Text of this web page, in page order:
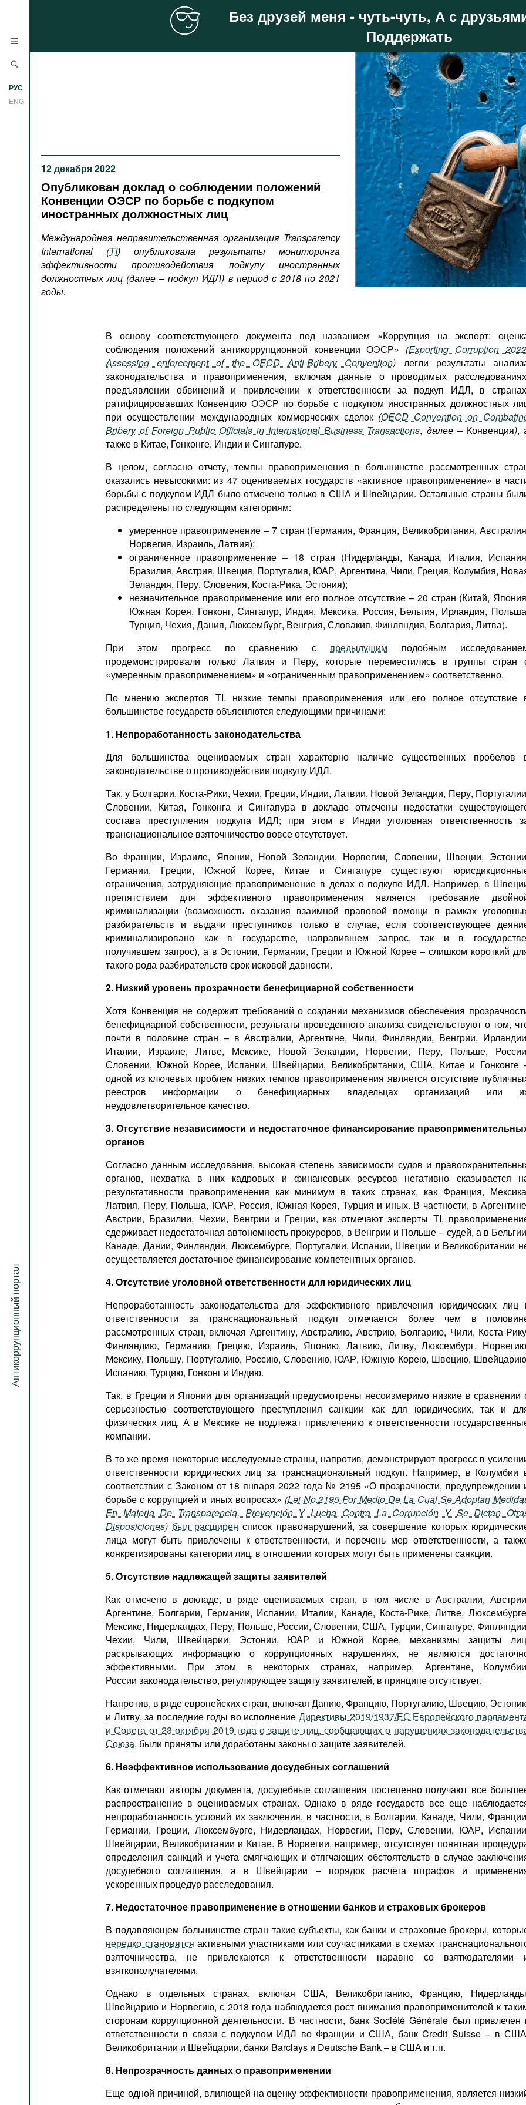
РУС
ENG
Антикоррупционный портал
Международных организаций
Литература
Сайты
Документы международных
организаций
Фильмы
Подкасты
Книжная полка
О проекте
Без друзей меня - чуть-чуть, А с
Поддержать
12 декабря 2022
Опубликован доклад о соблюдении положений
Конвенции ОЭСР по борьбе с подкупом
иностранных должностных лиц
Международная неправительственная организация Transparency
International (TI) опубликовала результаты мониторинга
эффективности противодействия подкупу иностранных
должностных лиц (далее – подкуп ИДЛ) в период с 2018 по 2021
годы.
В основу соответствующего документа под названием «Коррупция на экспорт:
соблюдения положений антикоррупционной конвенции ОЭСР» (Exporting Corruption
Assessing enforcement of the OECD Anti-Bribery Convention) легли результаты
законодательства и правоприменения, включая данные о проводимых
предъявлении обвинений и привлечении к ответственности за подкуп ИДЛ, в
ратифицировавших Конвенцию ОЭСР по борьбе с подкупом иностранных должностных
при осуществлении международных коммерческих сделок (OECD Convention on
Bribery of Foreign Public Officials in International Business Transactions, далее– Конвенция),
также в Китае, Гонконге, Индии и Сингапуре.
В целом, согласно отчету, темпы правоприменения в большинстве рассмотренных
оказались невысокими: из 47 оцениваемых государств «активное правоприменение» в
борьбы с подкупом ИДЛ было отмечено только в США и Швейцарии. Остальные страны
распределены по следующим категориям:
умеренное правоприменение – 7 стран (Германия, Франция, Великобритания,
Норвегия, Израиль, Латвия);
ограниченное правоприменение – 18 стран (Нидерланды, Канада, Италия,
Бразилия, Австрия, Швеция, Португалия, ЮАР, Аргентина, Чили, Греция, Колумбия,
Зеландия, Перу, Словения, Коста-Рика, Эстония);
незначительное правоприменение или его полное отсутствие – 20 стран (Китай,
Южная Корея, Гонконг, Сингапур, Индия, Мексика, Россия, Бельгия, Ирландия,
Турция, Чехия, Дания, Люксембург, Венгрия, Словакия, Финляндия, Болгария, Литва).
При этом прогресс по сравнению с предыдущим подобным
продемонстрировали только Латвия и Перу, которые переместились в группы стран
«умеренным правоприменением» и «ограниченным правоприменением» соответственно.
По мнению экспертов TI, низкие темпы правоприменения или его полное отсутствие
большинстве государств объясняются следующими причинами:
1. Непроработанность законодательства
Для большинства оцениваемых стран характерно наличие существенных пробелов
законодательстве о противодействии подкупу ИДЛ.
Так, у Болгарии, Коста-Рики, Чехии, Греции, Индии, Латвии, Новой Зеландии, Перу,
Словении, Китая, Гонконга и Сингапура в докладе отмечены недостатки
состава преступления подкупа ИДЛ; при этом в Индии уголовная ответственность
транснациональное взяточничество вовсе отсутствует.
Во Франции, Израиле, Японии, Новой Зеландии, Норвегии, Словении, Швеции,
Германии, Греции, Южной Корее, Китае и Сингапуре существуют
ограничения, затрудняющие правоприменение в делах о подкупе ИДЛ. Например, в
препятствием для эффективного правоприменения является требование
криминализации (возможность оказания взаимной правовой помощи в рамках
разбирательств и выдачи преступников только в случае, если соответствующее
криминализировано как в государстве, направившем запрос, так и в
получившем запрос), а в Эстонии, Германии, Греции и Южной Корее – слишком короткий
такого рода разбирательств срок исковой давности.
2. Низкий уровень прозрачности бенефициарной собственности
Хотя Конвенция не содержит требований о создании механизмов обеспечения
бенефициарной собственности, результаты проведенного анализа свидетельствуют о том,
почти в половине стран – в Австралии, Аргентине, Чили, Финляндии, Венгрии,
Италии, Израиле, Литве, Мексике, Новой Зеландии, Норвегии, Перу, Польше,
Словении, Южной Корее, Испании, Швейцарии, Великобритании, США, Китае и Гонконге
одной из ключевых проблем низких темпов правоприменения является отсутствие
реестров информации о бенефициарных владельцах организаций или
неудовлетворительное качество.
3. Отсутствие независимости и недостаточное финансирование
органов
Согласно данным исследования, высокая степень зависимости судов и
органов, нехватка в них кадровых и финансовых ресурсов негативно сказывается
результативности правоприменения как минимум в таких странах, как Франция,
Латвия, Перу, Польша, ЮАР, Россия, Южная Корея, Турция и иных. В частности, в
Австрии, Бразилии, Чехии, Венгрии и Греции, как отмечают эксперты TI,
сдерживает недостаточная автономность прокуроров, в Венгрии и Польше – судей, а в
Канаде, Дании, Финляндии, Люксембурге, Португалии, Испании, Швеции и Великобритании
осуществляется достаточное финансирование компетентных органов.
4. Отсутствие уголовной ответственности для юридических лиц
Непроработанность законодательства для эффективного привлечения юридических лиц
ответственности за транснациональный подкуп отмечается более чем в
рассмотренных стран, включая Аргентину, Австралию, Австрию, Болгарию, Чили, Коста-
Финляндию, Германию, Грецию, Израиль, Японию, Латвию, Литву, Люксембург,
Мексику, Польшу, Португалию, Россию, Словению, ЮАР, Южную Корею, Швецию,
Испанию, Турцию, Гонконг и Индию.
Так, в Греции и Японии для организаций предусмотрены несоизмеримо низкие в сравнении
серьезностью соответствующего преступления санкции как для юридических, так и
физических лиц. А в Мексике не подлежат привлечению к ответственности
компании.
В то же время некоторые исследуемые страны, напротив, демонстрируют прогресс в
ответственности юридических лиц за транснациональный подкуп. Например, в Колумбии
соответствии с Законом от 18 января 2022 года № 2195 «О прозрачности, предупреждении
борьбе с коррупцией и иных вопросах» (Lei No.2195 Por Medio De La Cual Se Adoptan
En Materia De Transparencia, Prevención Y Lucha Contra La Corrupción Y Se Dictan
Disposiciones) был расширен список правонарушений, за совершение которых
лица могут быть привлечены к ответственности, и перечень мер ответственности, а
конкретизированы категории лиц, в отношении которых могут быть применены санкции.
5. Отсутствие надлежащей защиты заявителей
Как отмечено в докладе, в ряде оцениваемых стран, в том числе в Австралии,
Аргентине, Болгарии, Германии, Испании, Италии, Канаде, Коста-Рике, Литве,
Мексике, Нидерландах, Перу, Польше, России, Словении, США, Турции, Сингапуре,
Чехии, Чили, Швейцарии, Эстонии, ЮАР и Южной Корее, механизмы защиты
раскрывающих информацию о коррупционных нарушениях, не являются
эффективными. При этом в некоторых странах, например, Аргентине,
России законодательство, регулирующее защиту заявителей, в принципе отсутствует.
Напротив, в ряде европейских стран, включая Данию, Францию, Португалию, Швецию,
и Литву, за последние годы во исполнение Директивы 2019/1937/ЕС Европейского
и Совета от 23 октября 2019 года о защите лиц, сообщающих о нарушениях
Союза, были приняты или доработаны законы о защите заявителей.
6. Неэффективное использование досудебных соглашений
Как отмечают авторы документа, досудебные соглашения постепенно получают все
распространение в оцениваемых странах. Однако в ряде государств все еще
непроработанность условий их заключения, в частности, в Болгарии, Канаде, Чили,
Германии, Греции, Люксембурге, Нидерландах, Норвегии, Перу, Словении, ЮАР,
Швейцарии, Великобритании и Китае. В Норвегии, например, отсутствует понятная
определения санкций и учета смягчающих и отягчающих обстоятельств в случае
досудебного соглашения, а в Швейцарии – порядок расчета штрафов и
ускоренных процедур расследования.
7. Недостаточное правоприменение в отношении банков и страховых брокеров
В подавляющем большинстве стран такие субъекты, как банки и страховые брокеры,
нередко становятся активными участниками или соучастниками в схемах
взяточничества, не привлекаются к ответственности наравне со взяткодателями
взяткополучателями.
Однако в отдельных странах, включая США, Великобританию, Францию,
Швейцарию и Норвегию, с 2018 года наблюдается рост внимания правоприменителей к
сторонам коррупционной деятельности. В частности, банк Société Générale был привлечен
ответственности в связи с подкупом ИДЛ во Франции и США, банк Credit Suisse – в
Великобритании и Швейцарии, банки Barclays и Deutsche Bank – в США и т.п.
8. Непрозрачность данных о правоприменении
Еще одной причиной, влияющей на оценку эффективности правоприменения, является